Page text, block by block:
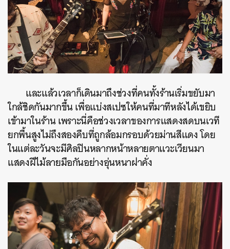
และแล้วเวลาก็เดินมาถึงช่วงที่คนทั้งร้านเริ่มขยับมา
ใกล้ชิดกันมากขึ้น เพื่อแบ่งสเปซให้คนที่มาทีหลังได้เขยิบ
เข้ามาในร้าน เพราะนี่คือช่วงเวลาของการแสดงสดบนเวที
ยกพื้นสูงไม่ถึงสองคืบที่ถูกล้อมกรอบด้วยม่านสีแดง โดย
ในแต่ละวันจะมีศิลปินหลากหน้าหลายตาแวะเวียนมา
แสดงฝีไม้ลายมือกันอย่างอุ่นหนาฝาคั่ง